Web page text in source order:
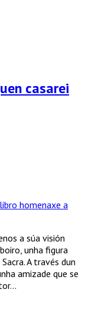
casarei
homenaxe a
a súa visión
unha figura
A través dun
amizade que se